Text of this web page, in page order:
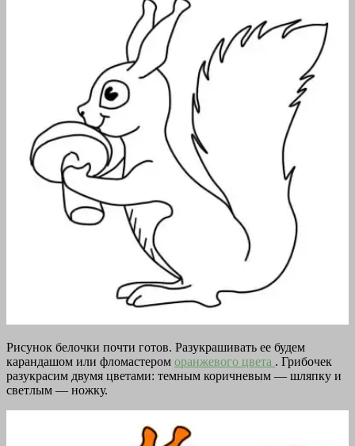
Рисунок белочки почти готов. Разукрашивать ее будем
карандашом или фломастером оранжевого цвета . Грибочек
разукрасим двумя цветами: темным коричневым — шляпку и
светлым — ножку.